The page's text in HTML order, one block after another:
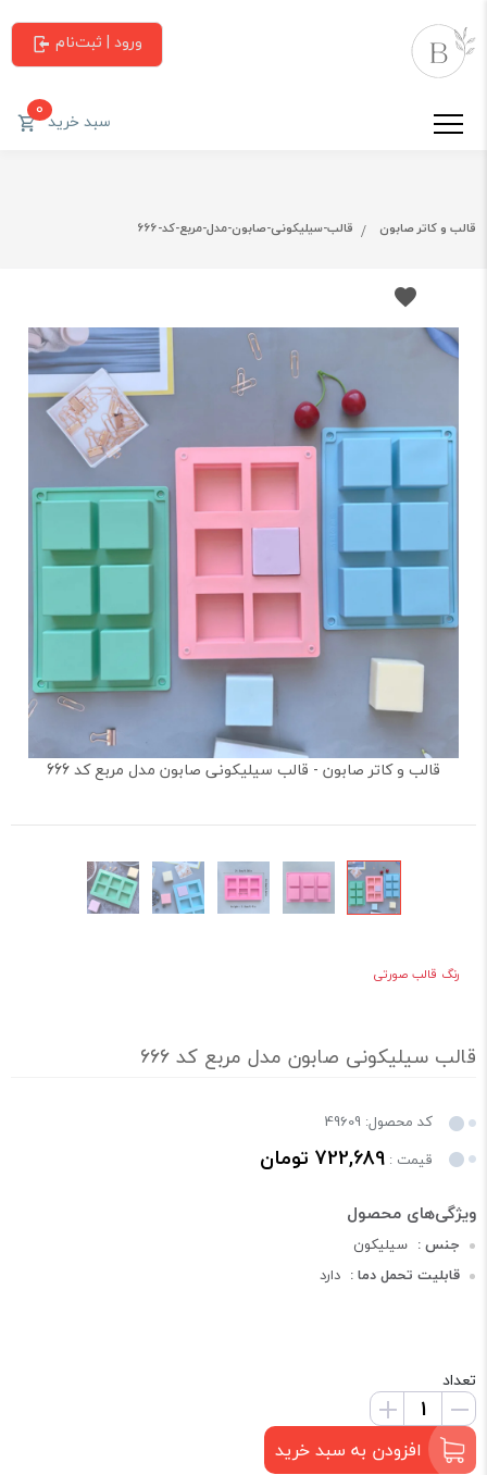
ورود | ثبت‌نام
سبد خرید0
قالب و کاتر صابون قالب-سیلیکونی-صابون-مدل-مربع-کد-666
قالب و کاتر صابون - قالب سیلیکونی صابون مدل مربع کد 666
رنگ قالب صورتی
قالب سیلیکونی صابون مدل مربع کد 666
کد محصول: 49609
قیمت : 722,689 تومان
جنس : سیلیکون
قابلیت تحمل دما : دارد
تعداد
افزودن به سبد خرید